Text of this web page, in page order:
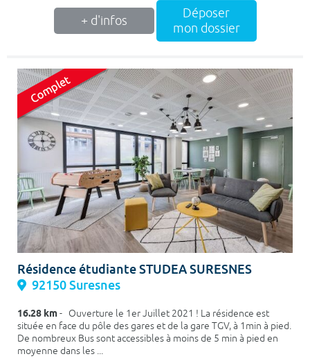
+ d'infos
Déposer
mon dossier
Résidence étudiante STUDEA SURESNES
92150 Suresnes
16.28 km- Ouverture le 1er Juillet 2021 ! La résidence est
située en face du pôle des gares et de la gare TGV, à 1min à pied.
De nombreux Bus sont accessibles à moins de 5 min à pied en
moyenne dans les ...